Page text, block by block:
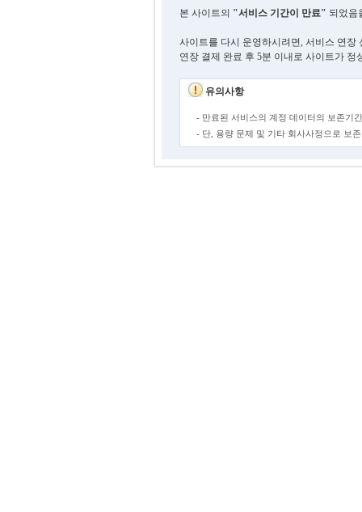
본 사이트의 "서비스 기간이 만료" 되었음
사이트를 다시 운영하시려면, 서비스 연장
연장 결제 완료 후 5분 이내로 사이트가 정
유의사항
- 만료된 서비스의 계정 데이터의 보존기
- 단, 용량 문제 및 기타 회사사정으로 보